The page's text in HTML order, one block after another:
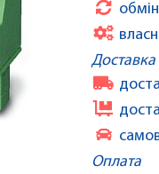
Доставка
Оплата